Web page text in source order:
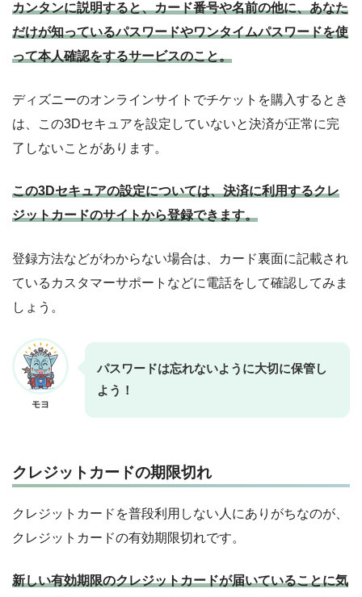
カンタンに説明すると、カード番号や名前の他に、あなた
だけが知っているパスワードやワンタイムパスワードを使
って本人確認をするサービスのこと。
ディズニーのオンラインサイトでチケットを購入するとき
は、この3Dセキュアを設定していないと決済が正常に完
了しないことがあります。
この3Dセキュアの設定については、決済に利用するクレ
ジットカードのサイトから登録できます。
登録方法などがわからない場合は、カード裏面に記載され
ているカスタマーサポートなどに電話をして確認してみま
しょう。
モヨ
パスワードは忘れないように大切に保管し
よう！
クレジットカードの期限切れ
クレジットカードを普段利用しない人にありがちなのが、
クレジットカードの有効期限切れです。
新しい有効期限のクレジットカードが届いていることに気